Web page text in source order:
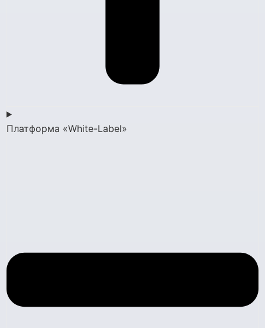
Платформа «White-Label»